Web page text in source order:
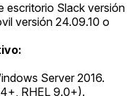
escritorio Slack versión
versión 24.09.10 o
Server 2016.
RHEL 9.0+).